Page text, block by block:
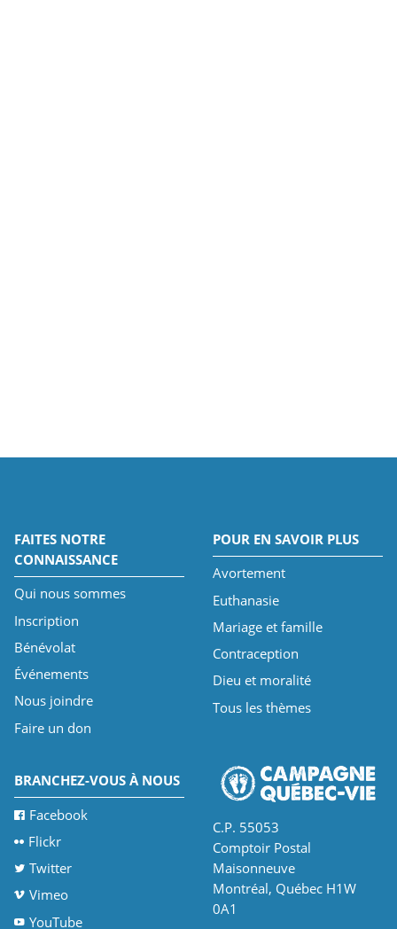
FAITES NOTRE
CONNAISSANCE
Qui nous sommes
Inscription
Bénévolat
Événements
Nous joindre
Faire un don
POUR EN SAVOIR PLUS
Avortement
Euthanasie
Mariage et famille
Contraception
Dieu et moralité
Tous les thèmes
BRANCHEZ-VOUS À NOUS
Facebook
Flickr
Twitter
Vimeo
YouTube
C.P. 55053
Comptoir Postal
Maisonneuve
Montréal, Québec H1W
0A1